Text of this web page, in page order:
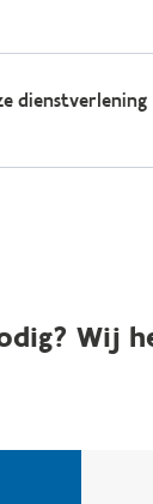
dienstverlening
Wij